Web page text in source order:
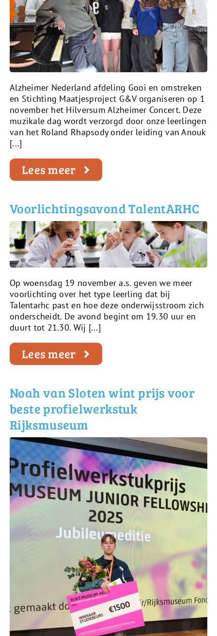
Alzheimer Nederland afdeling Gooi en omstreken
en Stichting Maatjesproject G&V organiseren op 1
november het Hilversum Alzheimer Concert. Deze
muzikale dag wordt verzorgd door onze leerlingen
van het Roland Rhapsody onder leiding van Anouk
[...]
Lees meer
Voorlichtingsavond TalentARHC
Op woensdag 19 november a.s. geven we meer
voorlichting over het type leerling dat bij
Talentarhc past en hoe deze onderwijsstroom zich
onderscheidt. De avond begint om 19.30 uur en
duurt tot 21.30. Wij [...]
Lees meer
Noah van Sloten wint prijs voor
beste profielwerkstuk
Rijksmuseum